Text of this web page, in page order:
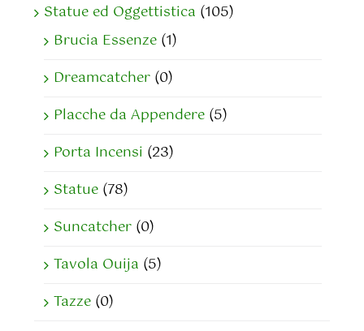
Statue ed Oggettistica (105)
Brucia Essenze (1)
Dreamcatcher (0)
Placche da Appendere (5)
Porta Incensi (23)
Statue (78)
Suncatcher (0)
Tavola Ouija (5)
Tazze (0)